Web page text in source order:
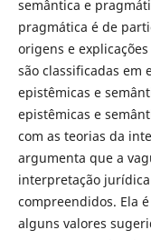
semântica e
pragmática é de
origens e
são classificadas em
epistêmicas e
epistêmicas e
com as teorias da
argumenta que a
interpretação
compreendidos. Ela
alguns valores